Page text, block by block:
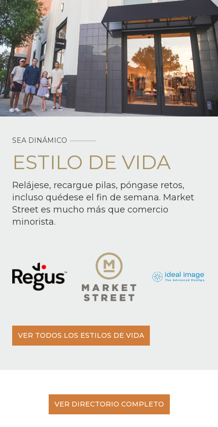
SEA DINÁMICO
ESTILO DE VIDA
Relájese, recargue pilas, póngase retos,
incluso quédese el fin de semana. Market
Street es mucho más que comercio
minorista.
VER TODOS LOS ESTILOS DE VIDA
VER DIRECTORIO COMPLETO